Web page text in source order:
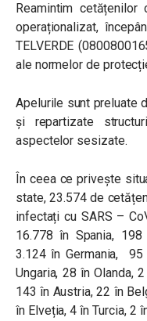
Reamintim
operaționalizat,
TELVERDE
ale normelor de
Apelurile sunt preluate
și repartizate
aspectelor sesizate.
În ceea ce privește
state, 23.574 de
infectați cu SARS –
16.778 în Spania,
3.124 în Germania, 95
Ungaria, 28 în Olanda,
143 în Austria, 22 în
în Elveția, 4 în Turcia, 2